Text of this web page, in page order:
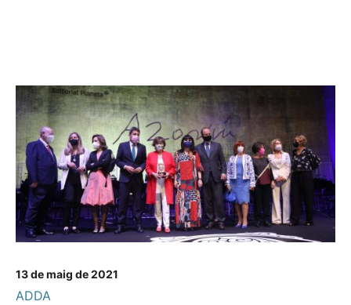
13 de maig de 2021
ADDA